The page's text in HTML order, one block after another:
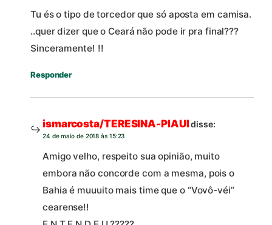
Tu és o tipo de torcedor que só aposta em camisa.
..quer dizer que o Ceará não pode ir pra final???
Sinceramente! !!
Responder
ismarcosta/TERESINA-PIAUIdisse:
24 de maio de 2018 às 15:23
Amigo velho, respeito sua opinião, muito
embora não concorde com a mesma, pois o
Bahia é muuuito mais time que o “Vovô-véi”
cearense!!